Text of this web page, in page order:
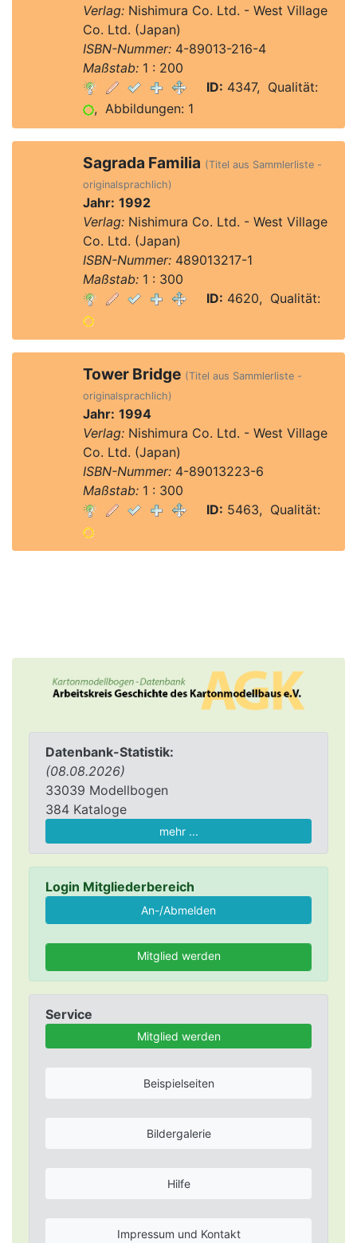
Datenbank-Statistik:
(08.08.2026)
33039 Modellbogen
384 Kataloge
mehr ...
Login Mitgliederbereich
Mitglied werden
Service
Mitglied werden
Beispielseiten
Bildergalerie
Hilfe
Impressum und Kontakt
Verlag:Nishimura Co. Ltd. - West Village
Co. Ltd. (Japan)
ISBN-Nummer:4-89013-216-4
Maßstab:1 : 200
ID: 4347, Qualität:
, Abbildungen: 1
Sagrada Familia (Titel aus Sammlerliste -
originalsprachlich)
Jahr: 1992
Verlag:Nishimura Co. Ltd. - West Village
Co. Ltd. (Japan)
ISBN-Nummer:489013217-1
Maßstab:1 : 300
ID: 4620, Qualität:
Tower Bridge (Titel aus Sammlerliste -
originalsprachlich)
Jahr: 1994
Verlag:Nishimura Co. Ltd. - West Village
Co. Ltd. (Japan)
ISBN-Nummer:4-89013223-6
Maßstab:1 : 300
ID: 5463, Qualität: